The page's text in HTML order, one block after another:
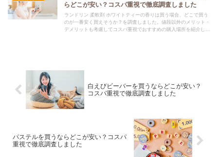
らどこが安い？コスパ重視で徹底調査しました
ランドリン 柔軟剤 ホワイトティーの香りは買う場合、どこで買う
のが一番安く買えそうか？を調査しました。値段以外のメリット・
デメリットも考慮してコスパ重視でおすすめの購入場所を紹介しま
白えびビーバーを買うならどこが安い？
コスパ重視で徹底調査しました
パステルを買うならどこが安い？コスパ
重視で徹底調査しました